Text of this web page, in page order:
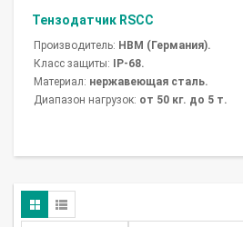
Тензодатчик RSCC
Производитель: HBM (Германия).
Класс защиты:
IP-68.
Материал: нержавеющая сталь.
Диапазон нагрузок: от 50 кг. до 5 т.